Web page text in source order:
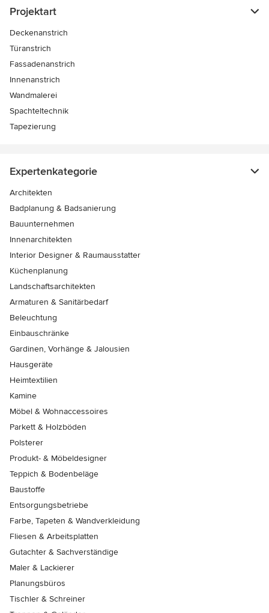
Projektart
Deckenanstrich
Türanstrich
Fassadenanstrich
Innenanstrich
Wandmalerei
Spachteltechnik
Tapezierung
Expertenkategorie
Architekten
Badplanung & Badsanierung
Bauunternehmen
Innenarchitekten
Interior Designer & Raumausstatter
Küchenplanung
Landschaftsarchitekten
Armaturen & Sanitärbedarf
Beleuchtung
Einbauschränke
Gardinen, Vorhänge & Jalousien
Hausgeräte
Heimtextilien
Kamine
Möbel & Wohnaccessoires
Parkett & Holzböden
Polsterer
Produkt- & Möbeldesigner
Teppich & Bodenbeläge
Baustoffe
Entsorgungsbetriebe
Farbe, Tapeten & Wandverkleidung
Fliesen & Arbeitsplatten
Gutachter & Sachverständige
Maler & Lackierer
Planungsbüros
Tischler & Schreiner